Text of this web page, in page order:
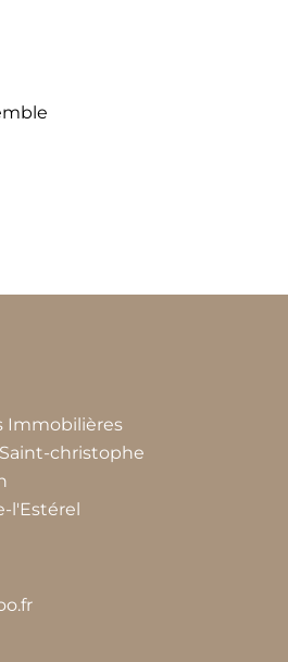
Immobilières
christophe
l'Estérel